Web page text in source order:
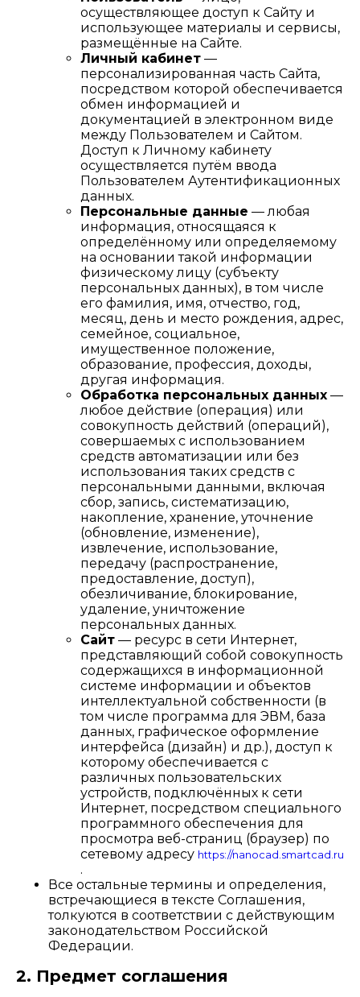
осуществляющее доступ к Сайту и
использующее материалы и сервисы,
размещённые на Сайте.
Личный кабинет —
персонализированная часть Сайта,
посредством которой обеспечивается
обмен информацией и
документацией в электронном виде
между Пользователем и Сайтом.
Доступ к Личному кабинету
осуществляется путём ввода
Пользователем Аутентификационных
данных.
Персональные данные — любая
информация, относящаяся к
определённому или определяемому
на основании такой информации
физическому лицу (субъекту
персональных данных), в том числе
его фамилия, имя, отчество, год,
месяц, день и место рождения, адрес,
семейное, социальное,
имущественное положение,
образование, профессия, доходы,
другая информация.
Обработка персональных данных —
любое действие (операция) или
совокупность действий (операций),
совершаемых с использованием
средств автоматизации или без
использования таких средств с
персональными данными, включая
сбор, запись, систематизацию,
накопление, хранение, уточнение
(обновление, изменение),
извлечение, использование,
передачу (распространение,
предоставление, доступ),
обезличивание, блокирование,
удаление, уничтожение
персональных данных.
Сайт — ресурс в сети Интернет,
представляющий собой совокупность
содержащихся в информационной
системе информации и объектов
интеллектуальной собственности (в
том числе программа для ЭВМ, база
данных, графическое оформление
интерфейса (дизайн) и др.), доступ к
которому обеспечивается с
различных пользовательских
устройств, подключённых к сети
Интернет, посредством специального
программного обеспечения для
просмотра веб-страниц (браузер) по
сетевому адресу https://nanocad.smartcad.ru
.
Все остальные термины и определения,
встречающиеся в тексте Соглашения,
толкуются в соответствии с действующим
законодательством Российской
Федерации.
2. Предмет соглашения